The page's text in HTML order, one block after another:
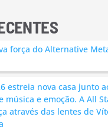
força do Alternative
estreia nova casa junto
música e emoção. A All
através das lentes de